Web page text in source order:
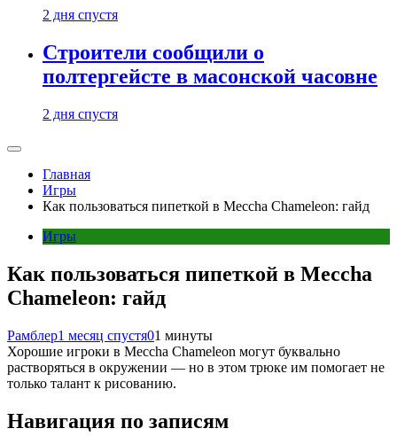
2 дня спустя
Строители сообщили о
полтергейсте в масонской часовне
2 дня спустя
Главная
Игры
Как пользоваться пипеткой в Meccha Chameleon: гайд
Игры
Как пользоваться пипеткой в Meccha
Chameleon: гайд
Рамблер1 месяц спустя01 минуты
Хорошие игроки в Meccha Chameleon могут буквально
растворяться в окружении — но в этом трюке им помогает не
только талант к рисованию.
Навигация по записям